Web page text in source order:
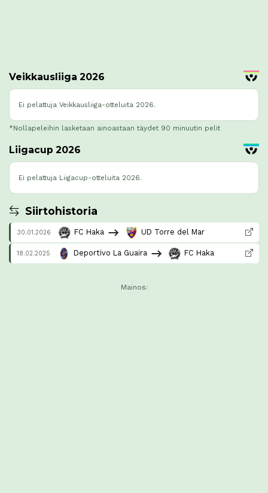
Veikkausliiga 2026
Ei pelattuja Veikkausliiga-otteluita 2026.
*Nollapeleihin lasketaan ainoastaan täydet 90 minuutin pelit
Liigacup 2026
Ei pelattuja Liigacup-otteluita 2026.
Siirtohistoria
30.01.2026 FC Haka UD Torre del Mar
18.02.2025 Deportivo La Guaira FC Haka
Mainos: